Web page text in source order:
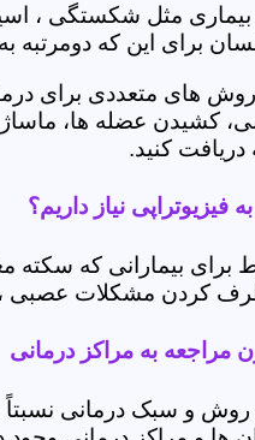
بیماری مثل شکستگی ،
برای این که دومرتبه
روش های متعددی برای
کشیدن عضله ها،
دریافت کنید.
فیزیوتراپی نیاز داریم؟
برای بیمارانی که
کردن مشکلات عصبی
مراجعه به مراکز درمانی
روش و سبک درمانی